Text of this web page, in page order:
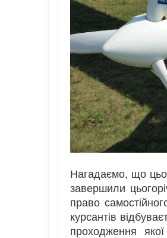
Нагадаємо, що
завершили
право
курсантів
проходження